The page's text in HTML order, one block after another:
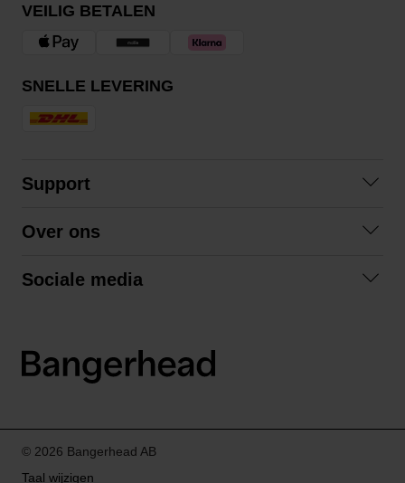
VEILIG BETALEN
SNELLE LEVERING
Support
Algemene voorwaarden
Over ons
Sociale media
LinkedIn
© 2026 Bangerhead AB
Taal wijzigen